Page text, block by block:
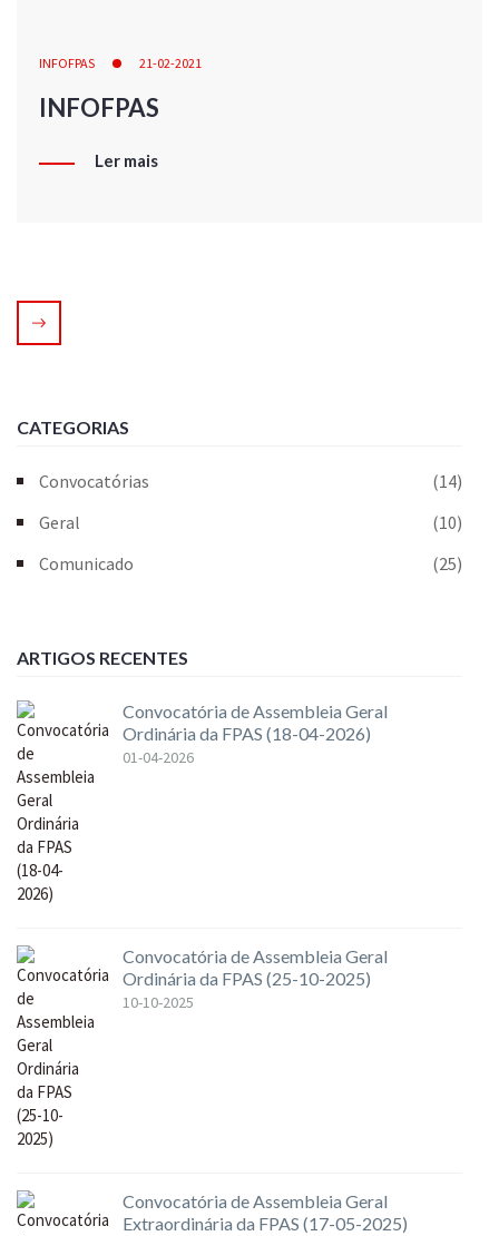
INFOFPAS 21-02-2021
INFOFPAS
Ler mais
CATEGORIAS
Convocatórias
(14)
Geral
(10)
Comunicado
(25)
ARTIGOS RECENTES
Convocatória de Assembleia Geral
Ordinária da FPAS (18-04-2026)
01-04-2026
Convocatória de Assembleia Geral
Ordinária da FPAS (25-10-2025)
10-10-2025
Convocatória de Assembleia Geral
Extraordinária da FPAS (17-05-2025)